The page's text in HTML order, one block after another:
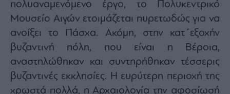
πολυαναμενόμενο έργο, το Πολυκεντρικό
Μουσείο Αιγών ετοιμάζεται πυρετωδώς για να
ανοίξει το Πάσχα. Ακόμη, στην κατ΄εξοχήν
βυζαντινή πόλη, που είναι η Βέροια,
αναστηλώθηκαν και συντηρήθηκαν τέσσερις
βυζαντινές εκκλησίες. Η ευρύτερη περιοχή της
χρωστά πολλά, η Αρχαιολογία την αφοσίωσή